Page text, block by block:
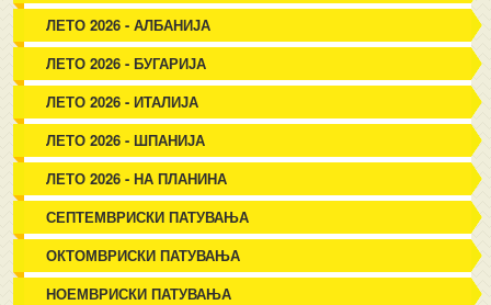
ЛЕТО 2026 - АЛБАНИЈА
ЛЕТО 2026 - БУГАРИЈА
ЛЕТО 2026 - ИТАЛИЈА
ЛЕТО 2026 - ШПАНИЈА
ЛЕТО 2026 - НА ПЛАНИНА
СЕПТЕМВРИСКИ ПАТУВАЊА
ОКТОМВРИСКИ ПАТУВАЊА
НОЕМВРИСКИ ПАТУВАЊА